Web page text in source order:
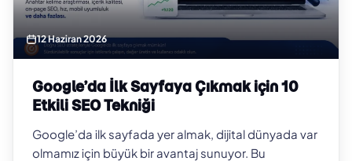
12 Haziran 2026
Google’da İlk Sayfaya Çıkmak için 10
Etkili SEO Tekniği
Google’da ilk sayfada yer almak, dijital dünyada var
olmamız için büyük bir avantaj sunuyor. Bu